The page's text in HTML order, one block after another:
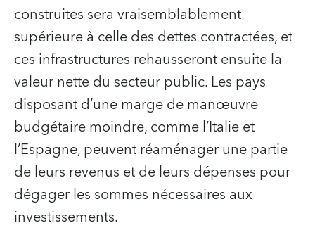
construites sera vraisemblablement
supérieure à celle des dettes contractées, et
ces infrastructures rehausseront ensuite la
valeur nette du secteur public. Les pays
disposant d’une marge de manœuvre
budgétaire moindre, comme l’Italie et
l’Espagne, peuvent réaménager une partie
de leurs revenus et de leurs dépenses pour
dégager les sommes nécessaires aux
investissements.